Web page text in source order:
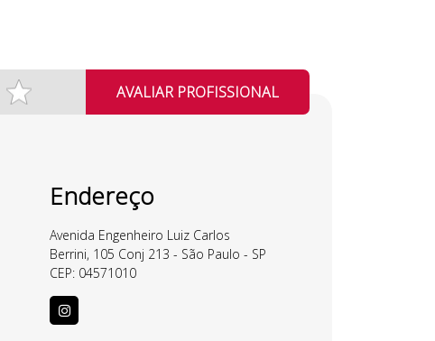
AVALIAR PROFISSIONAL
Endereço
Avenida Engenheiro Luiz Carlos
Berrini, 105 Conj 213 - São Paulo - SP
CEP: 04571010